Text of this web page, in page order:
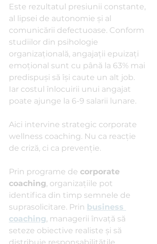
Este rezultatul presiunii constante,
al lipsei de autonomie și al
comunicării defectuoase. Conform
studiilor din psihologie
organizațională, angajații epuizați
emoțional sunt cu până la 63% mai
predispuși să își caute un alt job.
Iar costul înlocuirii unui angajat
poate ajunge la 6-9 salarii lunare.
Aici intervine strategic corporate
wellness coaching. Nu ca reacție
de criză, ci ca prevenție.
Prin programe de corporate
coaching, organizațiile pot
identifica din timp semnele de
suprasolicitare. Prin business
coaching, managerii învață să
seteze obiective realiste și să